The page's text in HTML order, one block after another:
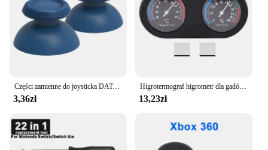
Części zamienne do joysticka DATA FROG Sticks Botton do kontrolera PS5 Nakładka na drążek analogowy do gamepada Playstation 5.
3,36zł
Higrotermograf higrometr dla gadów Mini analogowy miernik temperatury i wilgotności okrągły kształt termometr higrometr dla gadów
13,23zł